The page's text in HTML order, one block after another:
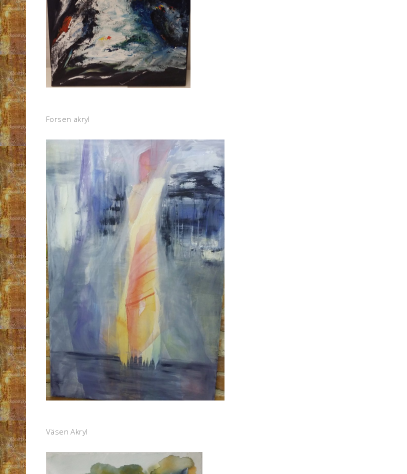
Forsen akryl
Väsen Akryl